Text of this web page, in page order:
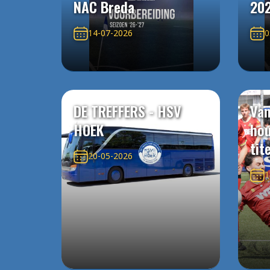
NAC Breda
14-07-2026
DE TREFFERS - HSV
HOEK
20-05-2026